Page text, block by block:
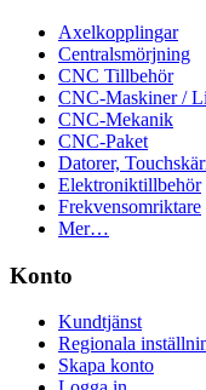
Axelkopplingar
Centralsmörjning
CNC Tillbehör
CNC-Maskiner /
CNC-Mekanik
CNC-Paket
Datorer,
Elektroniktillbehör
Frekvensomriktare
Mer…
Konto
Kundtjänst
Regionala
Skapa konto